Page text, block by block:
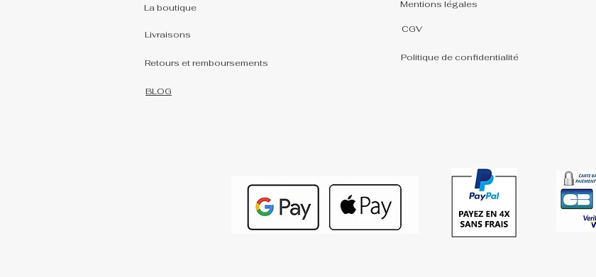
La boutique
Livraisons
Retours et remboursements
BLOG
Mentions légales
CGV
Politique de confidentialité